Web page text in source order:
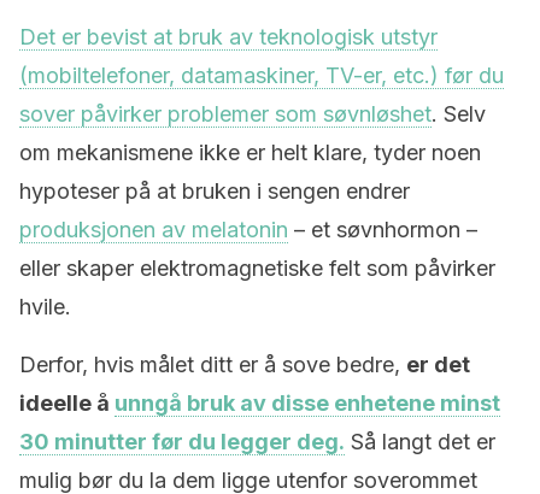
Det er bevist at bruk av teknologisk utstyr
(mobiltelefoner, datamaskiner, TV-er, etc.) før du
sover påvirker problemer som søvnløshet. Selv
om mekanismene ikke er helt klare, tyder noen
hypoteser på at bruken i sengen endrer
produksjonen av melatonin – et søvnhormon –
eller skaper elektromagnetiske felt som påvirker
hvile.
Derfor, hvis målet ditt er å sove bedre, er det
ideelle å unngå bruk av disse enhetene minst
30 minutter før du legger deg. Så langt det er
mulig bør du la dem ligge utenfor soverommet